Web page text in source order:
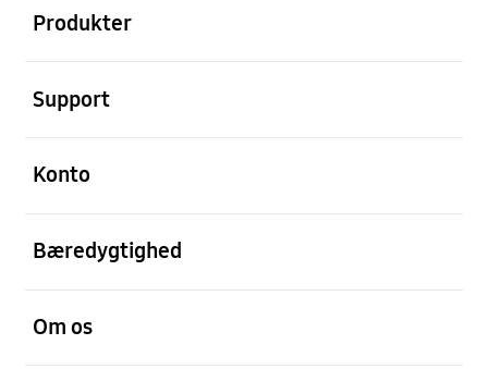
Produkter
Support
Konto
Bæredygtighed
Om os